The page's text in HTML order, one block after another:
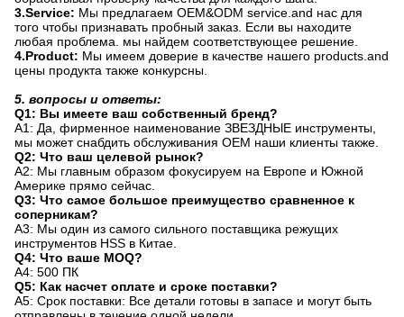
3.Service: Мы предлагаем OEM&ODM service.and нас для
того чтобы признавать пробный заказ. Если вы находите
любая проблема. мы найдем соответствующее решение.
4.Product: Мы имеем доверие в качестве нашего products.and
цены продукта также конкурсны.
5. вопросы и ответы:
Q1: Вы имеете ваш собственный бренд?
A1: Да, фирменное наименование ЗВЕЗДНЫЕ инструменты,
мы может снабдить обслуживания OEM наши клиенты также.
Q2: Что ваш целевой рынок?
A2: Мы главным образом фокусируем на Европе и Южной
Америке прямо сейчас.
Q3: Что самое большое преимущество сравненное к
соперникам?
A3: Мы один из самого сильного поставщика режущих
инструментов HSS в Китае.
Q4: Что ваше MOQ?
A4: 500 ПК
Q5: Как насчет оплате и сроке поставки?
A5: Срок поставки: Все детали готовы в запасе и могут быть